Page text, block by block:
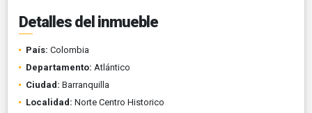
Detalles del inmueble
País: Colombia
Departamento: Atlántico
Ciudad: Barranquilla
Localidad: Norte Centro Historico